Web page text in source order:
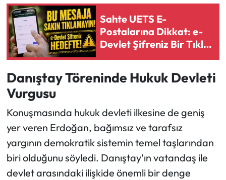
Sahte UETS E-
Postalarına Dikkat: e-
Devlet Şifreniz Bir Tıkla
Çalınabilir
Danıştay Töreninde Hukuk Devleti
Vurgusu
Konuşmasında hukuk devleti ilkesine de geniş
yer veren Erdoğan, bağımsız ve tarafsız
yargının demokratik sistemin temel taşlarından
biri olduğunu söyledi. Danıştay’ın vatandaş ile
devlet arasındaki ilişkide önemli bir denge